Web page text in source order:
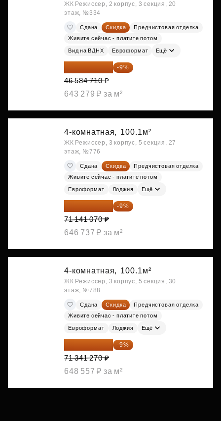
ЖК Режиссер, 2 корпус, 3 секция, 20
этаж, №334
Сдана Скидка
Предчистовая отделка
Живите сейчас - платите потом
Вид на ВДНХ Евроформат Ещё
42 392 086 ₽ -9%
46 584 710 ₽
643 279 ₽ за м²
4-комнатная, 100.1м²
ЖК Режиссер, 3 корпус, 5 секция, 27
этаж, №776
Сдана Скидка
Предчистовая отделка
Живите сейчас - платите потом
Евроформат Лоджия Ещё
64 738 374 ₽ -9%
71 141 070 ₽
646 737 ₽ за м²
4-комнатная, 100.1м²
ЖК Режиссер, 3 корпус, 5 секция, 30
этаж, №788
Сдана Скидка
Предчистовая отделка
Живите сейчас - платите потом
Евроформат Лоджия Ещё
64 920 556 ₽ -9%
71 341 270 ₽
648 557 ₽ за м²